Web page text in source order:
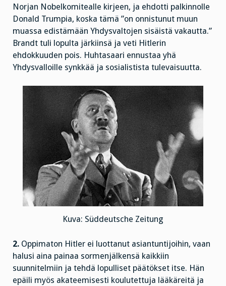
Norjan Nobelkomitealle kirjeen, ja ehdotti palkinnolle
Donald Trumpia, koska tämä ”on onnistunut muun
muassa edistämään Yhdysvaltojen sisäistä vakautta.”
Brandt tuli lopulta järkiinsä ja veti Hitlerin
ehdokkuuden pois. Huhtasaari ennustaa yhä
Yhdysvalloille synkkää ja sosialistista tulevaisuutta.
Kuva: Süddeutsche Zeitung
2. Oppimaton Hitler ei luottanut asiantuntijoihin, vaan
halusi aina painaa sormenjälkensä kaikkiin
suunnitelmiin ja tehdä lopulliset päätökset itse. Hän
epäili myös akateemisesti koulutettuja lääkäreitä ja